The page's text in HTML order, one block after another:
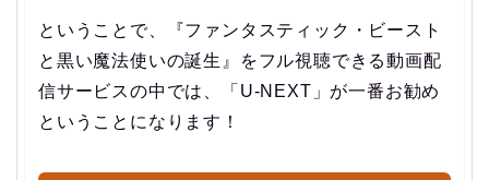
ということで、
『ファンタスティック・ビースト
と黒い魔法使いの誕生』をフル視聴できる動画配
信サービスの中では、「U-NEXT」が一番お勧め
ということになります！